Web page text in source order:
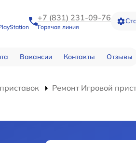
+7 (831) 231-09-76
Горячая линия
Вакансии Контакты Отзывы
Ремонт Игровой